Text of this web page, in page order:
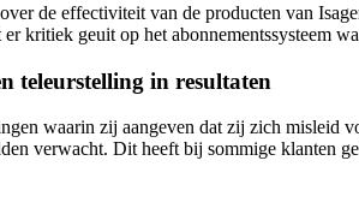
de effectiviteit van de producten van
er kritiek geuit op het abonnementssysteem
teleurstelling in resultaten
waarin zij aangeven dat zij zich misleid
verwacht. Dit heeft bij sommige klanten